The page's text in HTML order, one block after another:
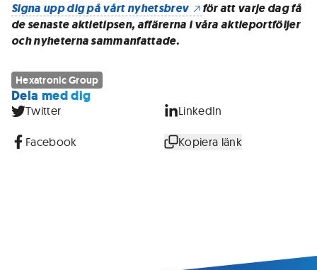
Signa upp dig på vårt nyhetsbrev
för att varje dag få
de senaste aktietipsen, affärerna i våra aktieportföljer
och nyheterna sammanfattade.
Hexatronic Group
Dela med dig
Twitter LinkedIn
Facebook Kopiera länk